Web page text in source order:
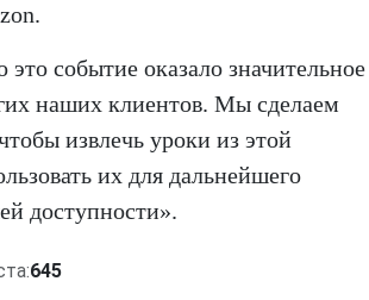
событие оказало значительное
наших клиентов. Мы сделаем
извлечь уроки из этой
их для дальнейшего
доступности».
645